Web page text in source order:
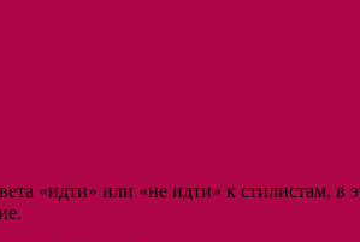
«идти» или «не идти» к стилистам, в